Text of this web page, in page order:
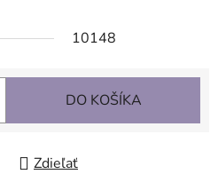
10148
DO KOŠÍKA
Zdieľať